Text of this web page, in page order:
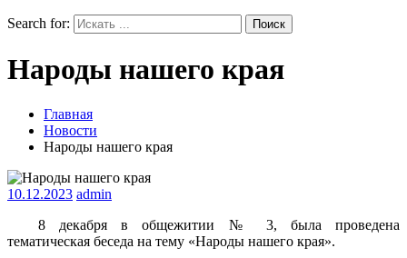
Search for:
Народы нашего края
Главная
Новости
Народы нашего края
10.12.2023 admin
8 декабря в общежитии № 3, была проведена
тематическая беседа на тему «Народы нашего края».